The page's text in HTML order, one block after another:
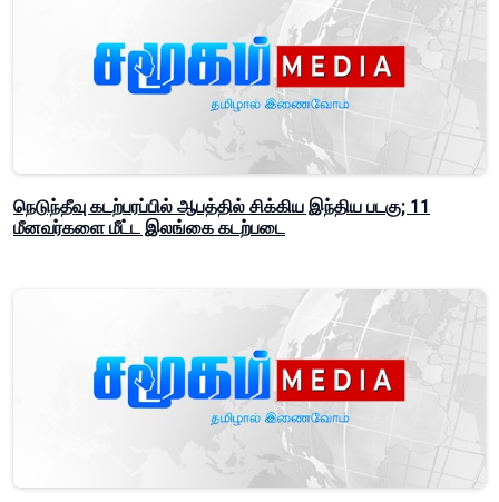
நெடுந்தீவு கடற்பரப்பில் ஆபத்தில் சிக்கிய இந்திய படகு; 11
மீனவர்களை மீட்ட இலங்கை கடற்படை